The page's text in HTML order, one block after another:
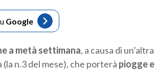
Google
a metà settimana, a causa di un’altra
n.3 del mese), che porterà piogge e